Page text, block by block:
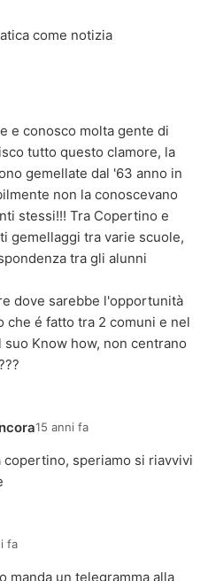
come notizia
e conosco molta gente di
tutto questo clamore, la
gemellate dal '63 anno in
non la conoscevano
stessi!!! Tra Copertino e
gemellaggi tra varie scuole,
tra gli alunni
dove sarebbe l'opportunità
che é fatto tra 2 comuni e nel
Know how, non centrano
15 anni fa
copertino, speriamo si riavvivi
fa
manda un telegramma alla